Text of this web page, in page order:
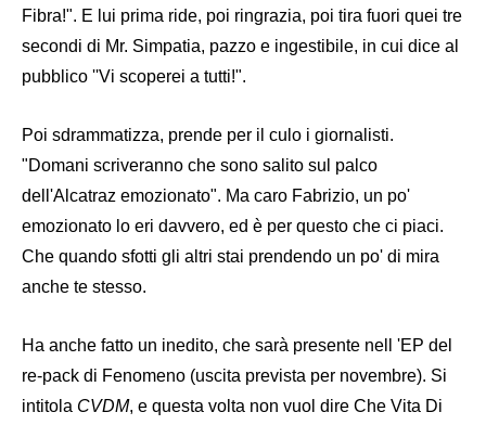
Fibra!". E lui prima ride, poi ringrazia, poi tira fuori quei tre
secondi di Mr. Simpatia, pazzo e ingestibile, in cui dice al
pubblico ''Vi scoperei a tutti!".
Poi sdrammatizza, prende per il culo i giornalisti.
"Domani scriveranno che sono salito sul palco
dell'Alcatraz emozionato". Ma caro Fabrizio, un po'
emozionato lo eri davvero, ed è per questo che ci piaci.
Che quando sfotti gli altri stai prendendo un po' di mira
anche te stesso.
Ha anche fatto un inedito, che sarà presente nell 'EP del
re-pack di Fenomeno (uscita prevista per novembre). Si
intitola CVDM, e questa volta non vuol dire Che Vita Di